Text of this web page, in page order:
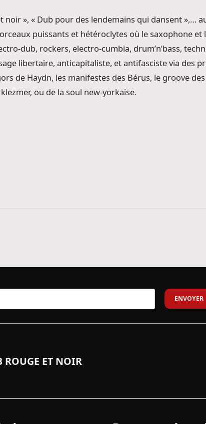
noir », « Dub pour des lendemains qui dansent »,…
puissants et hétéroclytes où le saxophone
dub, rockers, electro-cumbia, drum’n’bass,
libertaire, anticapitaliste, et antifasciste via des
de Haydn, les manifestes des Bérus, le groove
ou de la soul new-yorkaise.
ROUGE ET NOIR